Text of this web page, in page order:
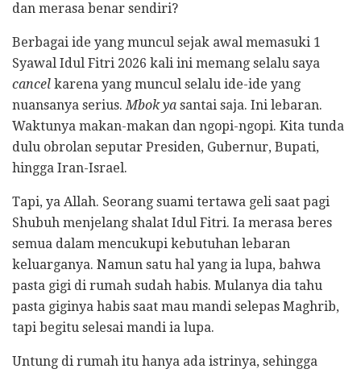
dan merasa benar sendiri?
Berbagai ide yang muncul sejak awal memasuki 1
Syawal Idul Fitri 2026 kali ini memang selalu saya
cancel karena yang muncul selalu ide-ide yang
nuansanya serius.Mbok ya santai saja. Ini lebaran.
Waktunya makan-makan dan ngopi-ngopi. Kita tunda
dulu obrolan seputar Presiden, Gubernur, Bupati,
hingga Iran-Israel.
Tapi, ya Allah. Seorang suami tertawa geli saat pagi
Shubuh menjelang shalat Idul Fitri. Ia merasa beres
semua dalam mencukupi kebutuhan lebaran
keluarganya. Namun satu hal yang ia lupa, bahwa
pasta gigi di rumah sudah habis. Mulanya dia tahu
pasta giginya habis saat mau mandi selepas Maghrib,
tapi begitu selesai mandi ia lupa.
Untung di rumah itu hanya ada istrinya, sehingga